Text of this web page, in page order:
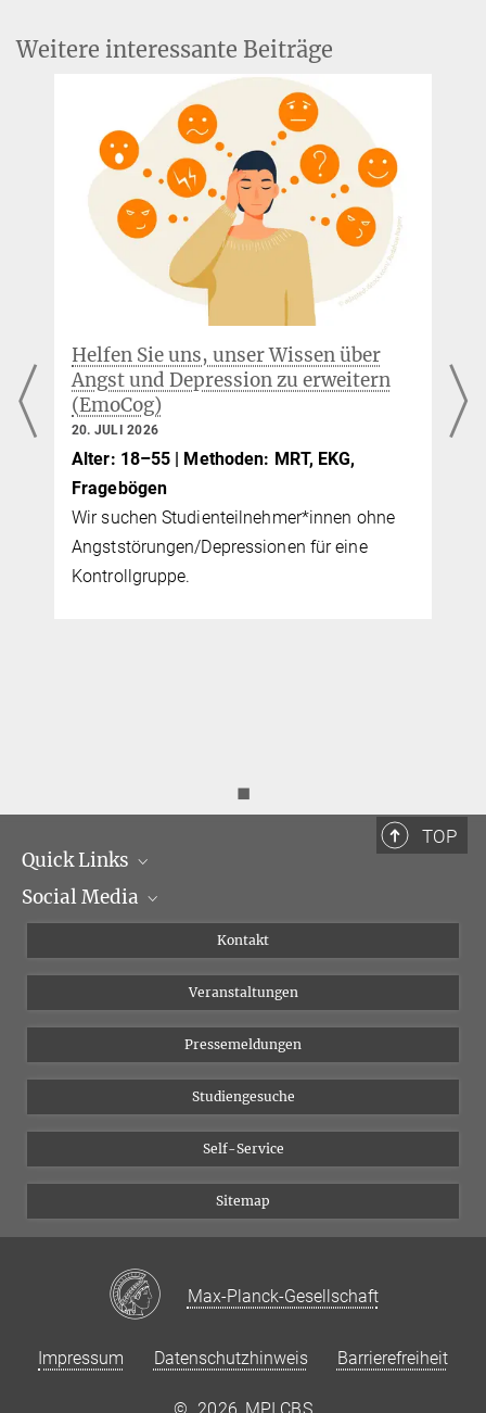
Weitere interessante Beiträge
Helfen Sie uns, unser Wissen über
Angst und Depression zu erweitern
(EmoCog)
20. JULI 2026
Alter: 18–55 | Methoden: MRT, EKG,
Fragebögen
Wir suchen Studienteilnehmer*innen ohne
Angststörungen/Depressionen für eine
Kontrollgruppe.
◼
TOP
Quick Links
Institutsleitung
Social Media
Bluesky
YouTube
Kontakt
Veranstaltungen
Pressemeldungen
Studiengesuche
Self-Service
Sitemap
Max-Planck-Gesellschaft
Impressum Datenschutzhinweis Barrierefreiheit